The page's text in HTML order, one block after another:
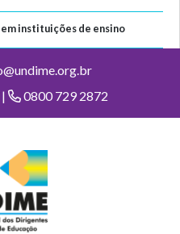
instituições de ensino
0800 729 2872